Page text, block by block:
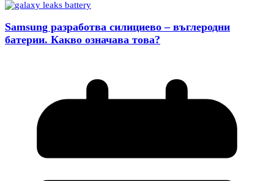
Samsung разработва силициево – въглеродни
батерии. Какво означава това?